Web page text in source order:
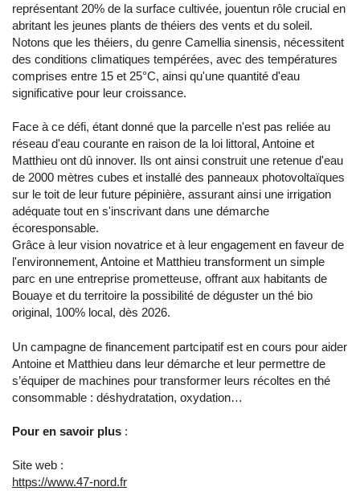
représentant 20% de la surface cultivée, jouentun rôle crucial en
abritant les jeunes plants de théiers des vents et du soleil.
Notons que les théiers, du genre Camellia sinensis, nécessitent
des conditions climatiques tempérées, avec des températures
comprises entre 15 et 25°C, ainsi qu'une quantité d'eau
significative pour leur croissance.
Face à ce défi, étant donné que la parcelle n'est pas reliée au
réseau d'eau courante en raison de la loi littoral, Antoine et
Matthieu ont dû innover. Ils ont ainsi construit une retenue d'eau
de 2000 mètres cubes et installé des panneaux photovoltaïques
sur le toit de leur future pépinière, assurant ainsi une irrigation
adéquate tout en s'inscrivant dans une démarche
écoresponsable.
Grâce à leur vision novatrice et à leur engagement en faveur de
l'environnement, Antoine et Matthieu transforment un simple
parc en une entreprise prometteuse, offrant aux habitants de
Bouaye et du territoire la possibilité de déguster un thé bio
original, 100% local, dès 2026.
Un campagne de financement partcipatif est en cours pour aider
Antoine et Matthieu dans leur démarche et leur permettre de
s’équiper de machines pour transformer leurs récoltes en thé
consommable : déshydratation, oxydation…
Pour en savoir plus :
Site web :
https://www.47-nord.fr